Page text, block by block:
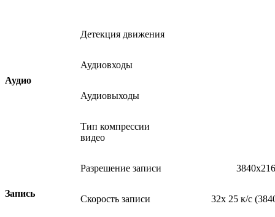
Детекция движения
Аудио
Аудиовходы
Аудиовыходы
Запись
Тип компрессии
видео
Разрешение записи
Скорость записи 32x 25 к/с